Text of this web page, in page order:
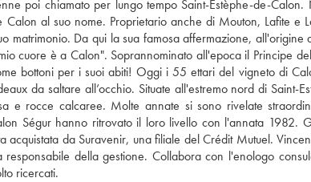
poi chiamato per lungo tempo Saint-Estèphe-de-Calon.
al suo nome. Proprietario anche di Mouton, Lafite e
matrimonio. Da qui la sua famosa affermazione, all'origine
cuore è a Calon". Soprannominato all'epoca il Principe
bottoni per i suoi abiti! Oggi i 55 ettari del vigneto di
da saltare all’occhio. Situate all'estremo nord di Saint-
e rocce calcaree. Molte annate si sono rivelate
Ségur hanno ritrovato il loro livello con l'annata 1982.
da Suravenir, una filiale del Crédit Mutuel.
della gestione. Collabora con l'enologo
ricercati.